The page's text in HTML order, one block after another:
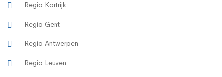
Regio Kortrijk
Regio Gent
Regio Antwerpen
Regio Leuven